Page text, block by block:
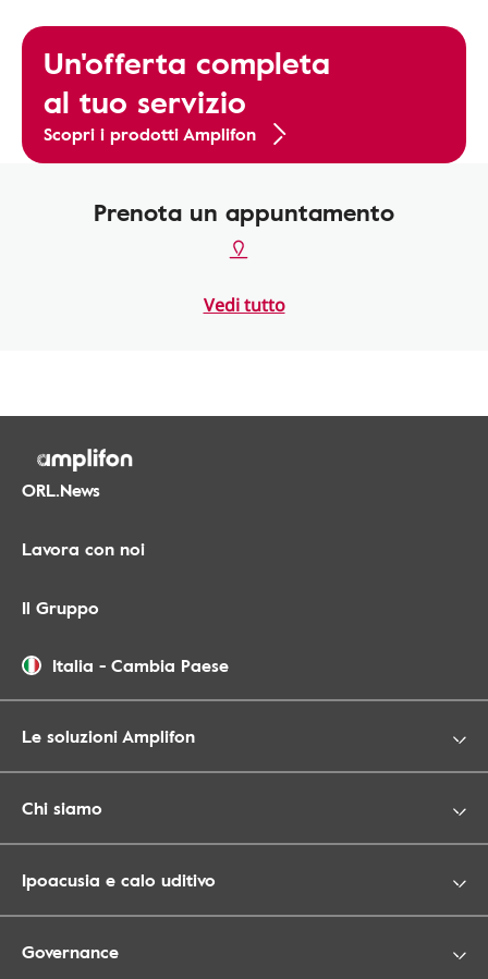
Un'offerta completa
al tuo servizio
Scopri i prodotti Amplifon
Prenota un appuntamento
Vedi tutto
ORL.News
Lavora con noi
Il Gruppo
Italia - Cambia Paese
Le soluzioni Amplifon
Chi siamo
Ipoacusia e calo uditivo
Governance